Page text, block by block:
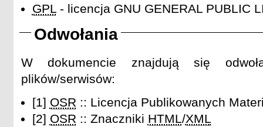
GPL- licencja GNU GENERAL PUBLIC
Odwołania
W dokumencie znajdują się
plików/serwisów:
[1] OSR :: Licencja Publikowanych
[2] OSR :: Znaczniki HTML/XML